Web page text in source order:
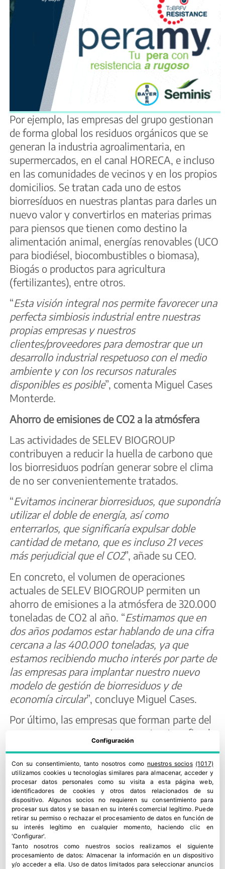
Por ejemplo, las empresas del grupo gestionan
de forma global los residuos orgánicos que se
generan la industria agroalimentaria, en
supermercados, en el canal HORECA, e incluso
en las comunidades de vecinos y en los propios
domicilios. Se tratan cada uno de estos
biorresíduos en nuestras plantas para darles un
nuevo valor y convertirlos en materias primas
para piensos que tienen como destino la
alimentación animal, energías renovables (UCO
para biodiésel, biocombustibles o biomasa),
Biogás o productos para agricultura
(fertilizantes), entre otros.
“Esta visión integral nos permite favorecer una
perfecta simbiosis industrial entre nuestras
propias empresas y nuestros
clientes/proveedores para demostrar que un
desarrollo industrial respetuoso con el medio
ambiente y con los recursos naturales
disponibles es posible”, comenta Miguel Cases
Monterde.
Ahorro de emisiones de CO2 a la atmósfera
Las actividades de SELEV BIOGROUP
contribuyen a reducir la huella de carbono que
los biorresiduos podrían generar sobre el clima
de no ser convenientemente tratados.
“Evitamos incinerar biorresiduos, que supondría
utilizar el doble de energía, así como
enterrarlos, que significaría expulsar doble
cantidad de metano, que es incluso 21 veces
más perjudicial que el CO2”, añade su CEO.
En concreto, el volumen de operaciones
actuales de SELEV BIOGROUP permiten un
ahorro de emisiones a la atmósfera de 320.000
toneladas de CO2 al año. “Estimamos que en
dos años podamos estar hablando de una cifra
cercana a las 400.000 toneladas, ya que
estamos recibiendo mucho interés por parte de
las empresas para implantar nuestro nuevo
modelo de gestión de biorresiduos y de
economía circular”, concluye Miguel Cases.
Por último, las empresas que forman parte del
nuevo grupo, que cuenta con estructura fiscal
SELEV PET INDUSTRY
sandach 3 y fabricante de proteínas y grasas
para la alimentación animal),BIOCOM
ENERGÍAyBIOCOM CUENCA(fabricantes de
biodiésel avanzado),REMITTEL (recogida y
gestión de aceite usado y orgánicos),
MAVASER(recogida de aceites y sandach 1 y 2)
yTEVA TANK(almacén logístico). Más
información enwww.selevbiogroup.es
Configuración
Con su consentimiento, tanto nosotros como nuestros socios (1017)
utilizamos cookies u tecnologías similares para almacenar, acceder y
procesar datos personales como su visita a esta página web,
identificadores de cookies y otros datos relacionados de su
dispositivo. Algunos socios no requieren su consentimiento para
procesar sus datos y se basan en su interés comercial legítimo. Puede
retirar su permiso o rechazar el procesamiento de datos en función de
su interés legítimo en cualquier momento, haciendo clic en
'Configurar'.
Tanto nosotros como nuestros socios realizamos el siguiente
procesamiento de datos: Almacenar la información en un dispositivo
y/o acceder a ella. Uso de datos limitados para seleccionar anuncios